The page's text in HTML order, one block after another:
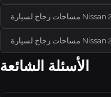
الأسئلة الشائعة